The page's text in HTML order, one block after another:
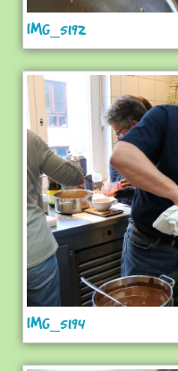
IMG_5192
IMG_5194